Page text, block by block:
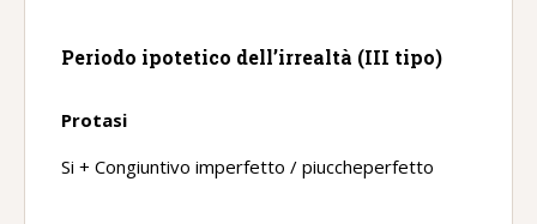
Periodo ipotetico dell’irrealtà (III tipo)
Protasi
Si + Congiuntivo imperfetto / piuccheperfetto